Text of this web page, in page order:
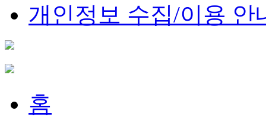
개인정보 수집/이용 안
홈